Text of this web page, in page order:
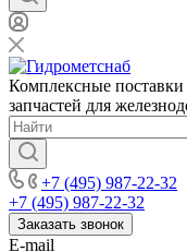
Комплексные поставки
запчастей для
+7 (495) 987-22-32
+7 (495) 987-22-32
Заказать звонок
E-mail